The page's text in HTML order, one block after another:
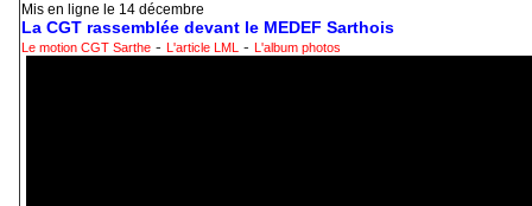
Mis en ligne le 14 décembre
La CGT rassemblée devant le MEDEF Sarthois
Le motion CGT Sarthe - L'article LML - L'album photos